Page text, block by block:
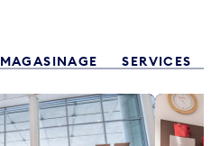
MAGASINAGE SERVICES